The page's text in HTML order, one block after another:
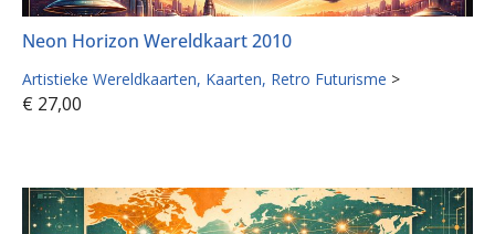
Neon Horizon Wereldkaart 2010
Artistieke Wereldkaarten Kaarten Retro Futurisme >
€ 27,00